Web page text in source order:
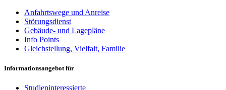
Anfahrtswege und Anreise
Störungsdienst
Gebäude- und Lagepläne
Info Points
Gleichstellung, Vielfalt, Familie
Informationsangebot für
Studieninteressierte